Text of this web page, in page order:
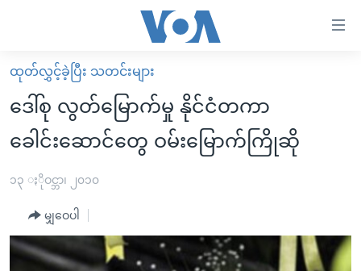
လွယ်ကူ
စေ
သည့်
များ
အကြောင်းအရာ
မူလစာမျက်နှာ
မြန်မာ
ကမ္ဘာ့သတင်းများ
နိုင်ငံတကာ
အစ္စရေး-ပါလက်စတိုင်း
ဗွီဒီယို
ရပ်ဝန်းတခု လမ်းတခု အလွန်
အင်္ဂလိပ်စာလေ့လာမယ်
ထုတ်လွှင့်ခဲ့ပြီး သတင်းများ
ဒေါ်စု လွတ်မြောက်မှု နိုင်ငံတကာ
ခေါင်းဆောင်တွေ ဝမ်းမြောက်ကြိုဆို
၁၃ ႏိုဝင္ဘာ၊ ၂၀၁၀
မျှဝေပါ